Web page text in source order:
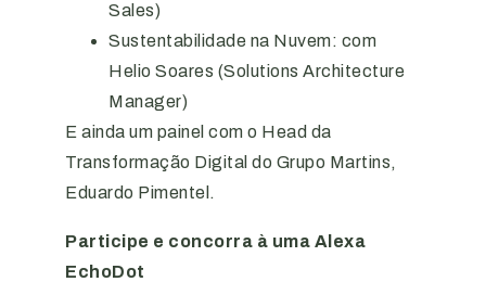
Sales)
Sustentabilidade na Nuvem: com
Helio Soares (Solutions Architecture
Manager)
E ainda um painel com o Head da
Transformação Digital do Grupo Martins,
Eduardo Pimentel.
Participe e concorra à uma Alexa
EchoDot